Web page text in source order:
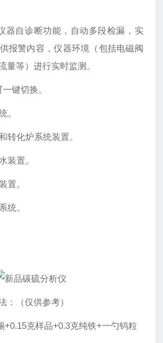
器自诊断功能，自动多段检漏，实
报警内容，仪器环境（包括电磁阀
量等）进行实时监测。
键切换。
。
转化炉系统装置。
装置。
置。
统。
：（仅供参考）
+0.15克样品+0.3克纯铁+一勺钨粒